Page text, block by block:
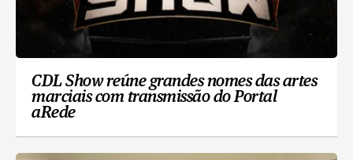
CDL Show reúne grandes nomes das artes
marciais com transmissão do Portal
aRede